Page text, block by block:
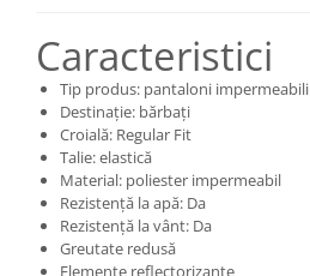
Caracteristici
Tip produs: pantaloni impermeabili
Destinație: bărbați
Croială: Regular Fit
Talie: elastică
Material: poliester impermeabil
Rezistență la apă: Da
Rezistență la vânt: Da
Greutate redusă
Elemente reflectorizante